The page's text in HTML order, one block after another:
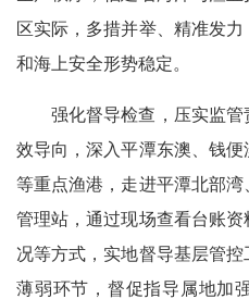
区实际，多措并举、精准发
和海上安全形势稳定。
强化督导检查，压实监
效导向，深入平潭东澳、钱
等重点渔港，走进平潭北部
管理站，通过现场查看台账
况等方式，实地督导基层管
薄弱环节，督促指导属地加